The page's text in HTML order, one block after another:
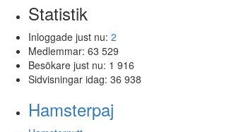
Statistik
Inloggade just nu: 2
Medlemmar: 63 529
Besökare just nu: 1 916
Sidvisningar idag: 36 938
Hamsterpaj